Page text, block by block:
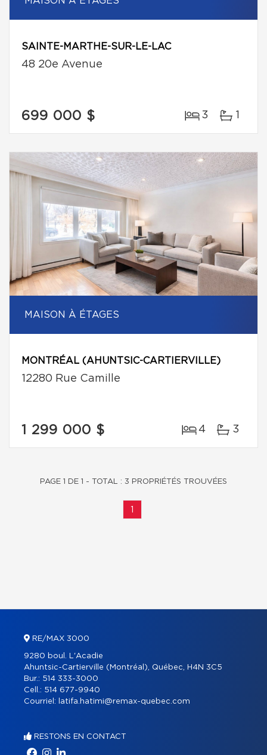
SAINTE-MARTHE-SUR-LE-LAC
48 20e Avenue
699 000 $ 3 1
MAISON À ÉTAGES
MONTRÉAL (AHUNTSIC-CARTIERVILLE)
12280 Rue Camille
1 299 000 $ 4 3
PAGE 1 DE 1 - TOTAL : 3 PROPRIÉTÉS TROUVÉES
RE/MAX 3000
9280 boul. L'Acadie
Ahuntsic-Cartierville (Montréal), Québec, H4N 3C5
Bur.: 514 333-3000
Cell.: 514 677-9940
Courriel:
latifa.hatimi@remax-quebec.com
RESTONS EN CONTACT